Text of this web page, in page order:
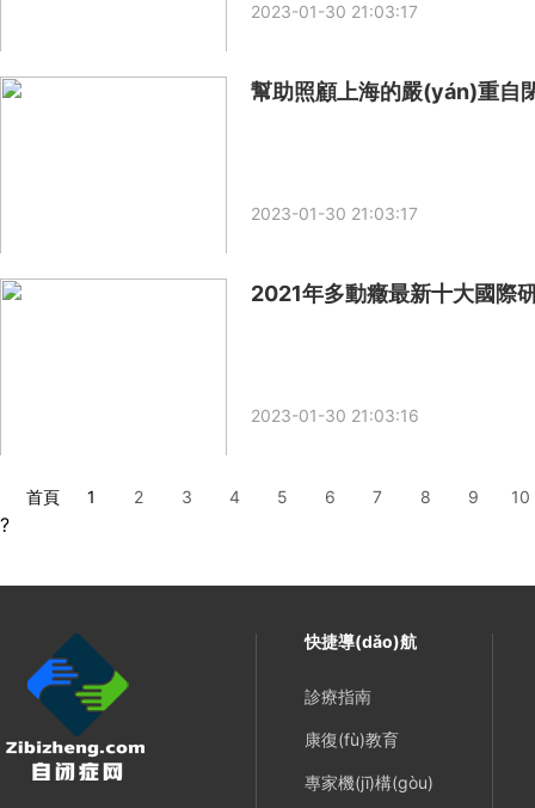
2023-01-30 21:03:17
2023-01-30 21:03:17
2023-01-30 21:03:16
首頁 1 2 3 4 5 6 7 8 9 10
?
快捷導(dǎo)航
診療指南
康復(fù)教育
專家機(jī)構(gòu)